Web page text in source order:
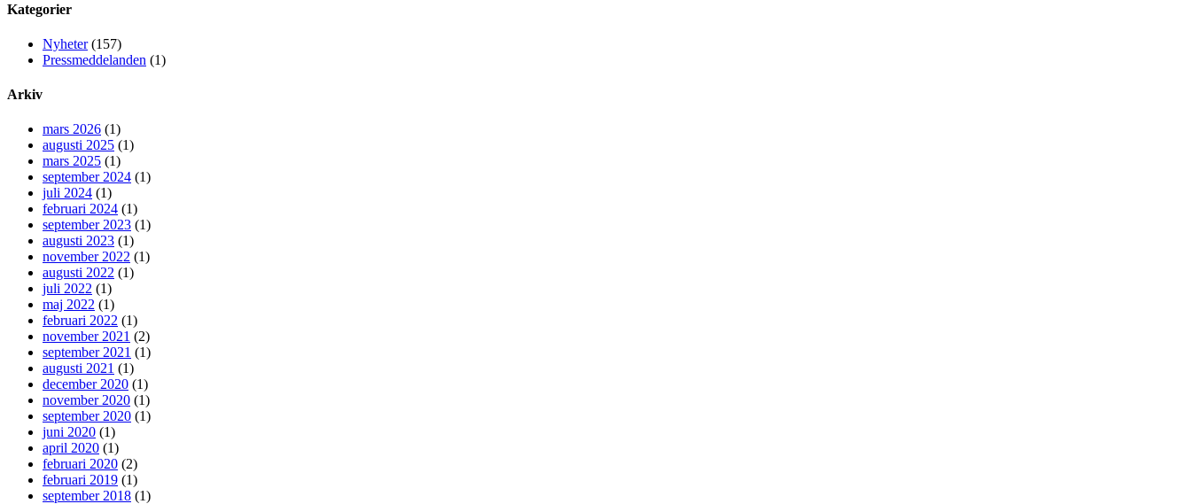
Kategorier
Nyheter(157)
Pressmeddelanden (1)
Arkiv
mars 2026 (1)
augusti 2025 (1)
mars 2025 (1)
september 2024 (1)
juli 2024 (1)
februari 2024 (1)
september 2023 (1)
augusti 2023 (1)
november 2022 (1)
augusti 2022 (1)
juli 2022 (1)
maj 2022 (1)
februari 2022 (1)
november 2021 (2)
september 2021 (1)
augusti 2021 (1)
december 2020 (1)
november 2020 (1)
september 2020 (1)
juni 2020 (1)
april 2020 (1)
februari 2020 (2)
februari 2019 (1)
september 2018 (1)